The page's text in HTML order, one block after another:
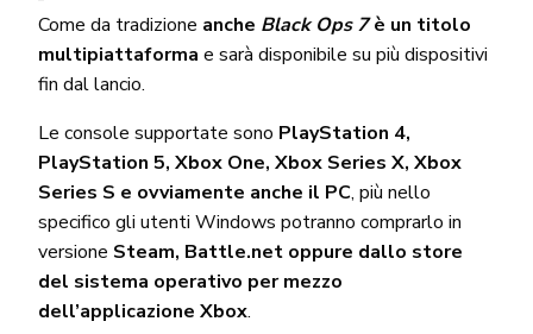
Come da tradizione anche Black Ops 7è un titolo
multipiattaforma e sarà disponibile su più dispositivi
fin dal lancio.
Le console supportate sono PlayStation 4,
PlayStation 5, Xbox One, Xbox Series X, Xbox
Series S e ovviamente anche il PC, più nello
specifico gli utenti Windows potranno comprarlo in
versione Steam, Battle.net oppure dallo store
del sistema operativo per mezzo
dell’applicazione Xbox.